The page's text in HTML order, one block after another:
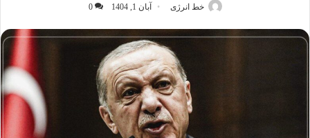
خط انرژی آبان 1, 1404 0